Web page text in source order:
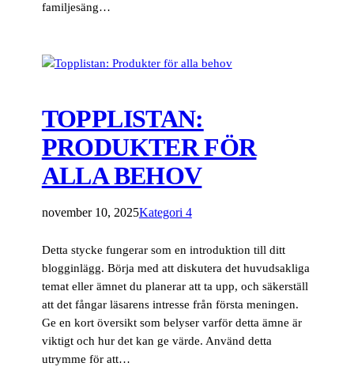
familjesäng…
TOPPLISTAN:
PRODUKTER FÖR
ALLA BEHOV
november 10, 2025Kategori 4
Detta stycke fungerar som en introduktion till ditt
blogginlägg. Börja med att diskutera det huvudsakliga
temat eller ämnet du planerar att ta upp, och säkerställ
att det fångar läsarens intresse från första meningen.
Ge en kort översikt som belyser varför detta ämne är
viktigt och hur det kan ge värde. Använd detta
utrymme för att…